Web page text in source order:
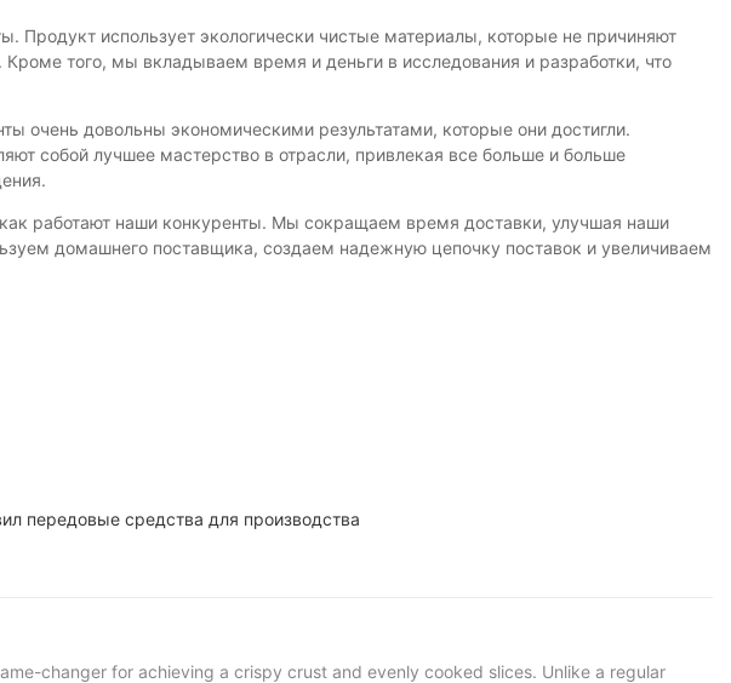
Продукт использует экологически чистые материалы, которые не причиняют
того, мы вкладываем время и деньги в исследования и разработки, что
очень довольны экономическими результатами, которые они достигли.
собой лучшее мастерство в отрасли, привлекая все больше и больше
работают наши конкуренты. Мы сокращаем время доставки, улучшая наши
домашнего поставщика, создаем надежную цепочку поставок и увеличиваем
передовые средства для производства
changer for achieving a crispy crust and evenly cooked slices. Unlike a regular